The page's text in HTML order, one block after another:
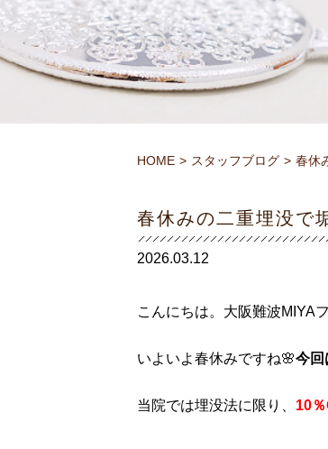
HOME スタッフブログ 春休
春休みの二重埋没で
2026.03.12
こんにちは。大阪難波MIYA
いよいよ春休みですね🌸今回
当院では埋没法に限り、 10